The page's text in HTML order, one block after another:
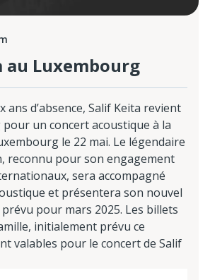
au Luxembourg
ans d’absence, Salif Keita revient
un concert acoustique à la
le 22 mai. Le légendaire
reconnu pour son engagement
sera accompagné
et présentera son nouvel
pour mars 2025. Les billets
initialement prévu ce
valables pour le concert de Salif